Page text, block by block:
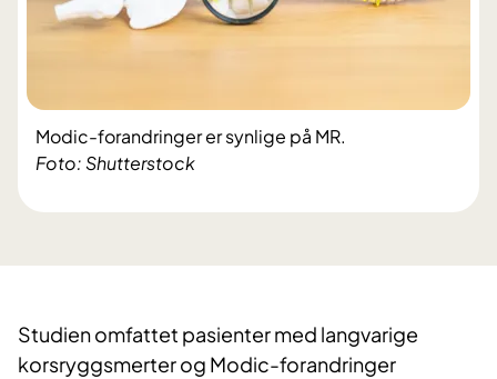
Foto: Shutterstock
Modic-forandringer er synlige på MR.
Studien omfattet pasienter med langvarige
korsryggsmerter og Modic-forandringer